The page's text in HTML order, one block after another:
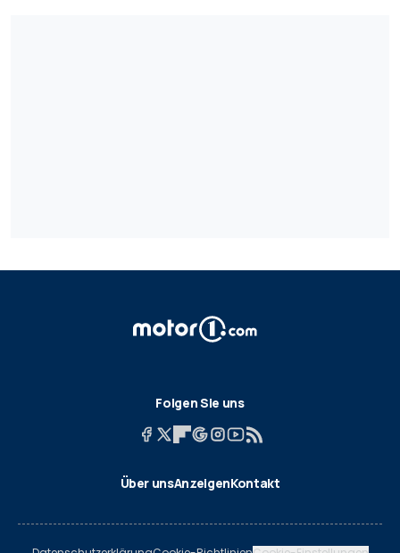
Folgen Sie uns
Über unsAnzeigenKontakt